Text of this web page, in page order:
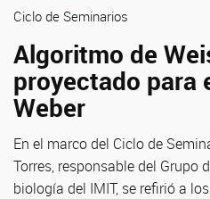
Ciclo de Seminarios
Algoritmo de
proyectado para
Weber
En el marco del Ciclo de
Torres, responsable del
biología del IMIT, se refirió a